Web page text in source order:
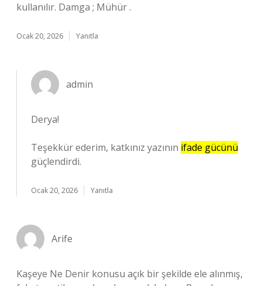
kullanılır. Damga ; Mühür .
Ocak 20, 2026 Yanıtla
admin
Derya!
Teşekkür ederim, katkınız yazının ifade gücünü
güçlendirdi.
Ocak 20, 2026 Yanıtla
Arife
Kaşeye Ne Denir konusu açık bir şekilde ele alınmış,